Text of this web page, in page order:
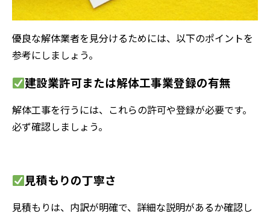
優良な解体業者を見分けるためには、以下のポイントを
参考にしましょう。
建設業許可または解体工事業登録の有無
解体工事を行うには、これらの許可や登録が必要です。
必ず確認しましょう。
見積もりの丁寧さ
見積もりは、内訳が明確で、詳細な説明があるか確認し